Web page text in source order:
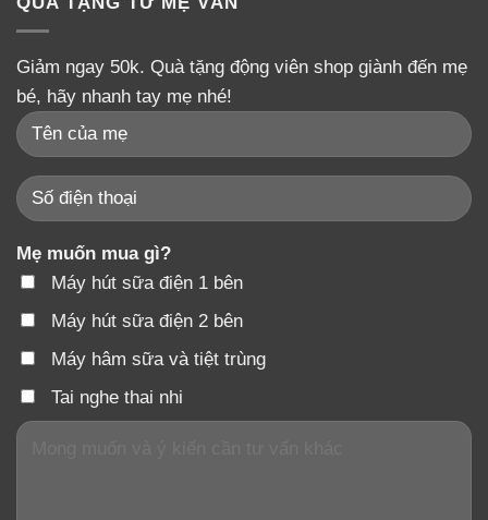
Giảm ngay 50k. Quà tặng động viên shop giành đến mẹ
bé, hãy nhanh tay mẹ nhé!
Mẹ muốn mua gì?
Máy hút sữa điện 1 bên
Máy hút sữa điện 2 bên
Máy hâm sữa và tiệt trùng
Tai nghe thai nhi